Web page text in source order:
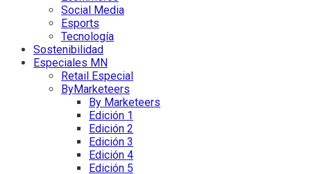
Social Media
Esports
Tecnología
Sostenibilidad
Especiales MN
Retail Especial
ByMarketeers
By Marketeers
Edición 1
Edición 2
Edición 3
Edición 4
Edición 5